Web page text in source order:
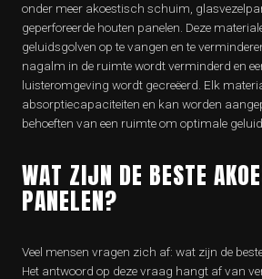
onder meer akoestisch schuim,
geperforeerde houten panelen. Deze
geluidsgolven op te vangen en te
nagalm in de ruimte wordt verminderd en
luisteromgeving wordt gecreëerd. Elk
absorptiecapaciteiten en kan worden
behoeften van een ruimte om optimale
WAT ZIJN DE BESTE
PANELEN?
Veel mensen vragen zich af: wat zijn de
Het antwoord op deze vraag hangt af van